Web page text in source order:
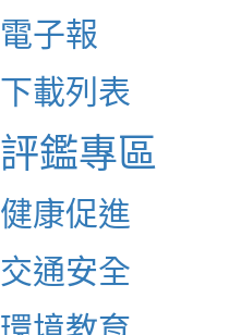
電子報
下載列表
評鑑專區
健康促進
交通安全